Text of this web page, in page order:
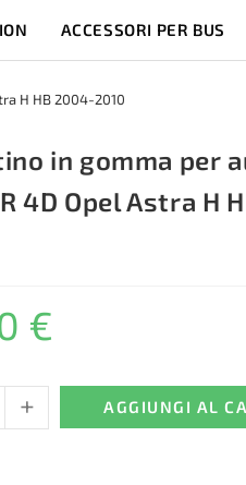
ACCESSORI PER BUS
H HB 2004-2010
in gomma per
4D Opel Astra H
€
+ AGGIUNGI AL